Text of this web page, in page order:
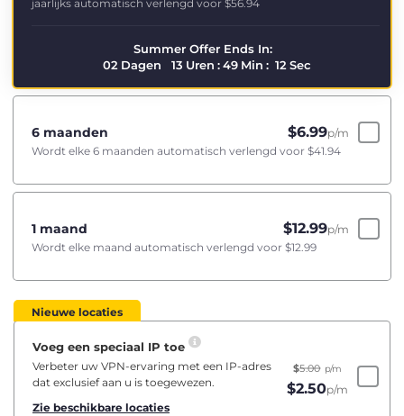
jaarlijks automatisch verlengd voor $56.94
Summer Offer Ends In:
02 Dagen 13 Uren :49 Min : 11 Sec
6 maanden $6.99p/m
Wordt elke 6 maanden automatisch verlengd voor $41.94
1 maand $12.99p/m
Wordt elke maand automatisch verlengd voor $12.99
Nieuwe locaties
Voeg een speciaal IP toe
Verbeter uw VPN-ervaring met een IP-adres
dat exclusief aan u is toegewezen.
Zie beschikbare locaties
$5.00 p/m
$2.50p/m